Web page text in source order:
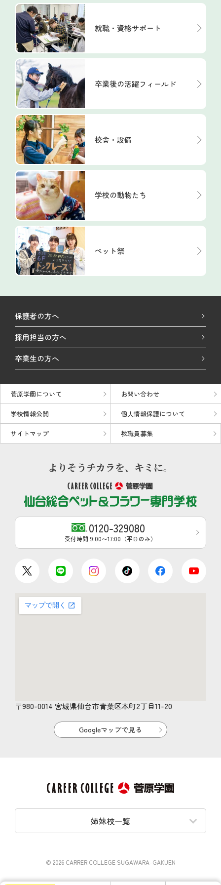
就職・資格サポート
卒業後の活躍フィールド
校舎・設備
学校の動物たち
ペット祭
保護者の方へ
採用担当の方へ
卒業生の方へ
菅原学園について お問い合わせ
学校情報公開 個人情報保護について
サイトマップ 教職員募集
0120-329080
受付時間 9:00〜17:00（平日のみ）
〒980-0014 宮城県仙台市青葉区本町2丁目11-20
Googleマップで見る
姉妹校一覧
© 2026 CARRER COLLEGE SUGAWARA-GAKUEN